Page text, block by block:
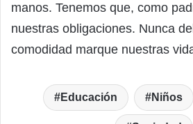
manos. Tenemos que, como
nuestras obligaciones. Nunca
comodidad marque nuestras
Educación Niños